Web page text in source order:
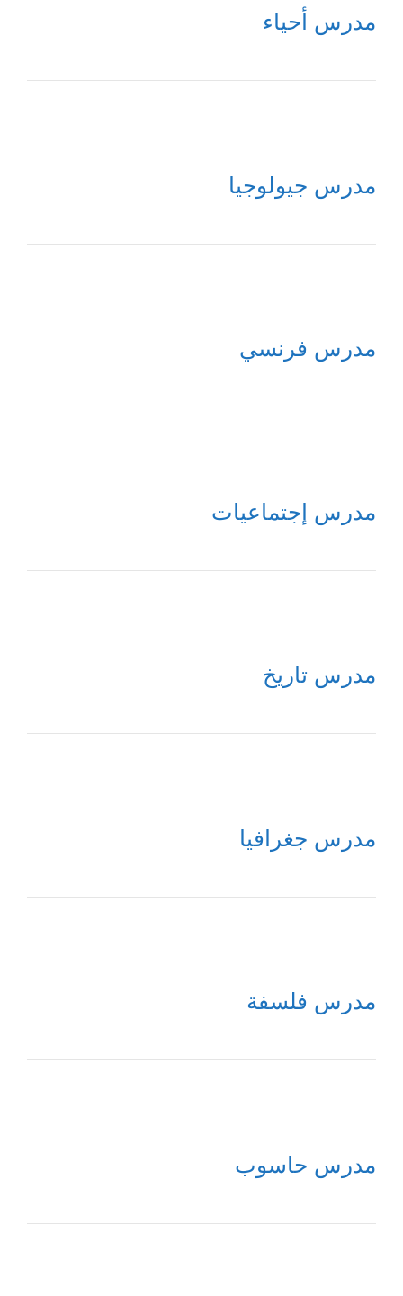
مدرس أحياء
مدرس جيولوجيا
مدرس فرنسي
مدرس إجتماعيات
مدرس تاريخ
مدرس جغرافيا
مدرس فلسفة
مدرس حاسوب